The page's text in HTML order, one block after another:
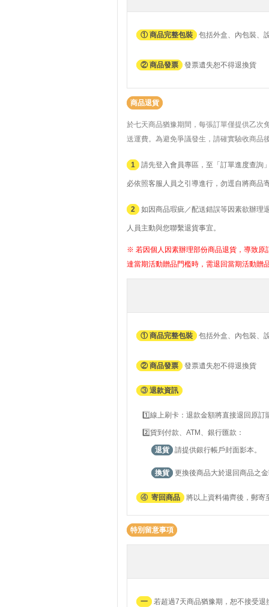
① 商品完整包裝 包括外盒、內包裝、
② 商品發票 發票遺失恕不得退換貨
商品退貨
於七天商品猶豫期間，每張訂單僅提供乙次
送運費。 為避免爭議發生，請確實驗收商品
1 請先登入會員專區，至「訂單進度查詢
必依照客服人員之引導進行，勿逕自將商品
2 如因商品瑕疵／配送錯誤等因素欲辦理
人員主動與您聯繫退貨事宜。
※ 若因個人因素辦理部份商品退貨，導致原
達當期活動贈品門檻時，需退回當期活動贈
① 商品完整包裝 包括外盒、內包裝、
② 商品發票 發票遺失恕不得退換貨
③ 退款資訊
1️⃣線上刷卡：退款金額將直接退回原訂
2️⃣貨到付款、ATM、銀行匯款：
退貨 請提供銀行帳戶封面影本。
換貨 更換後商品大於退回商品之
④ 寄回商品 將以上資料備齊後，郵寄
特別留意事項
一 若超過7天商品猶豫期，恕不接受退